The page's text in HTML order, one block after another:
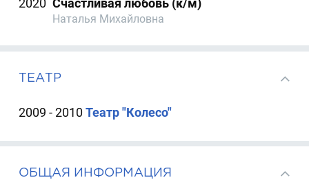
2020 Счастливая любовь (к/м)
Наталья Михайловна
ТЕАТР
2009 - 2010Театр "Колесо"
ОБЩАЯ ИНФОРМАЦИЯ